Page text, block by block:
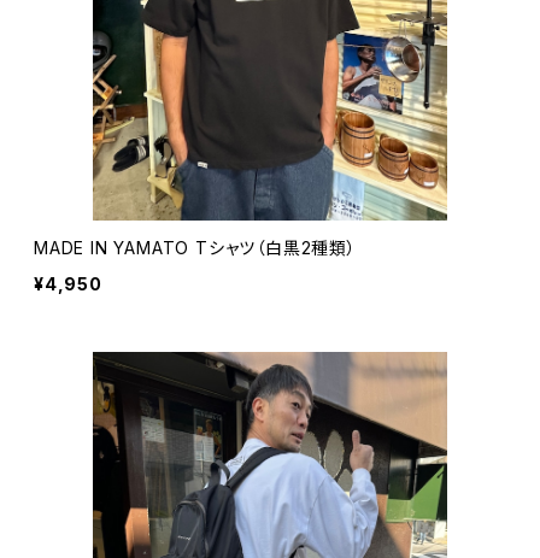
MADE IN YAMATO Tシャツ（白黒2種類）
¥4,950